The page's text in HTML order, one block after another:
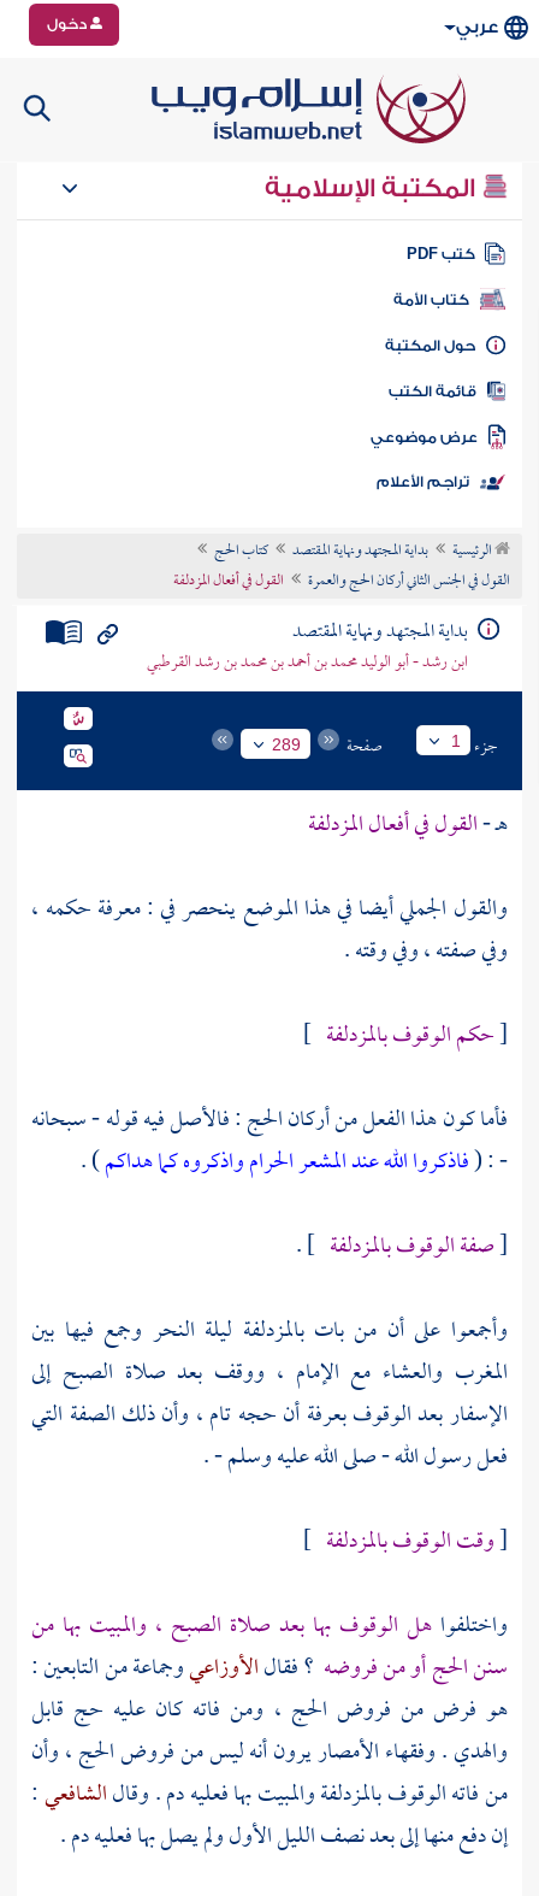
عربي دخول
المكتبة الإسلامية
كتب PDF
كتاب الأمة
المكتبة
الكتب
موضوعي
تراجم الأعلام
الرئيسية بداية المجتهد ونهاية المقتصد
كتاب الحج
القول في الجنس الثاني أركان الحج والعمرة
القول في أفعال المزدلفة
بداية المجتهد ونهاية المقتصد
ابن رشد - أبو الوليد محمد بن أحمد بن محمد بن رشد القرطبي
جزء 1 صفحة 289
هـ -القول في أفعالالمزدلفة
والقول الجملي أيضا في هذا الموضع ينحصر في : معرفة حكمه ،
وفي صفته ، وفي وقته .
[حكم الوقوفبالمزدلفة ]
فأما كون هذا الفعل من أركان الحج : فالأصل فيه قوله - سبحانه
- : (فاذكروا الله عند المشعر الحرام واذكروه كما هداكم) .
[صفة الوقوفبالمزدلفة ] .
وأجمعوا على أن من باتبالمزدلفة ليلة النحر وجمع فيها بين
المغرب والعشاء مع الإمام ، ووقف بعد صلاة الصبح إلى
الإسفار بعد الوقوفبعرفةأن حجه تام ، وأن ذلك الصفة التي
فعل رسول الله - صلى الله عليه وسلم - .
[وقت الوقوفبالمزدلفة ]
واختلفواهل الوقوف بها بعد صلاة الصبح ، والمبيت بها من
سنن الحج أو من فروضه ؟ فقالالأوزاعيوجماعة من التابعين :
هو فرض من فروض الحج ، ومن فاته كان عليه حج قابل
والهدي . وفقهاء الأمصار يرون أنه ليس من فروض الحج ، وأن
من فاته الوقوفبالمزدلفةوالمبيت بها فعليه دم . وقالالشافعي:
إن دفع منها إلى بعد نصف الليل الأول ولم يصل بها فعليه دم .